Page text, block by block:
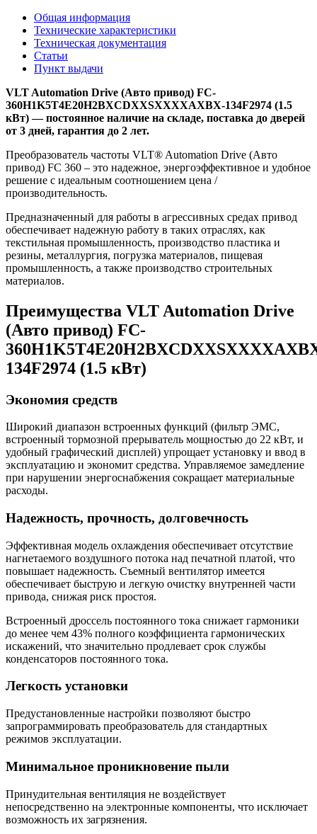
Общая информация
Технические характеристики
Техническая документация
Статьи
Пункт выдачи
VLT Automation Drive (Авто привод) FC-
360H1K5T4E20H2BXCDXXSXXXXAXBX-134F2974 (1.5
кВт) — постоянное наличие на складе, поставка до дверей
от 3 дней, гарантия до 2 лет.
Преобразователь частоты VLT® Automation Drive (Авто
привод) FC 360 – это надежное, энергоэффективное и удобное
решение с идеальным соотношением цена /
производительность.
Предназначенный для работы в агрессивных средах привод
обеспечивает надежную работу в таких отраслях, как
текстильная промышленность, производство пластика и
резины, металлургия, погрузка материалов, пищевая
промышленность, а также производство строительных
материалов.
Преимущества VLT Automation Drive
(Авто привод) FC-
134F2974 (1.5 кВт)
Экономия средств
Широкий диапазон встроенных функций (фильтр ЭМС,
встроенный тормозной прерыватель мощностью до 22 кВт, и
удобный графический дисплей) упрощает установку и ввод в
эксплуатацию и экономит средства. Управляемое замедление
при нарушении энергоснабжения сокращает материальные
расходы.
Надежность, прочность, долговечность
Эффективная модель охлаждения обеспечивает отсутствие
нагнетаемого воздушного потока над печатной платой, что
повышает надежность. Съемный вентилятор имеется
обеспечивает быструю и легкую очистку внутренней части
привода, снижая риск простоя.
Встроенный дроссель постоянного тока снижает гармоники
до менее чем 43% полного коэффициента гармонических
искажений, что значительно продлевает срок службы
конденсаторов постоянного тока.
Легкость установки
Предустановленные настройки позволяют быстро
запрограммировать преобразователь для стандартных
режимов эксплуатации.
Минимальное проникновение пыли
Принудительная вентиляция не воздействует
непосредственно на электронные компоненты, что исключает
возможность их загрязнения.